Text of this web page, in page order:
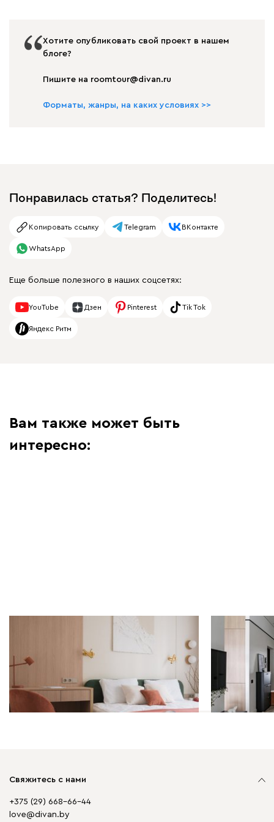
Хотите опубликовать свой проект в нашем
блоге?
Пишите на roomtour@divan.ru
Форматы, жанры, на каких условиях >>
Понравилась статья? Поделитесь!
Копировать ссылку Telegram ВКонтакте
WhatsApp
Еще больше полезного в наших соцсетях:
YouTube Дзен Pinterest Tik Tok
Яндекс Ритм
Вам также может быть
интересно:
Однокомнатная квартира 37
кв.м: пастельная палитра и
много хранения
Дизайн-
кв.м с
Свяжитесь с нами
+375 (29) 668-66-44
love@divan.by